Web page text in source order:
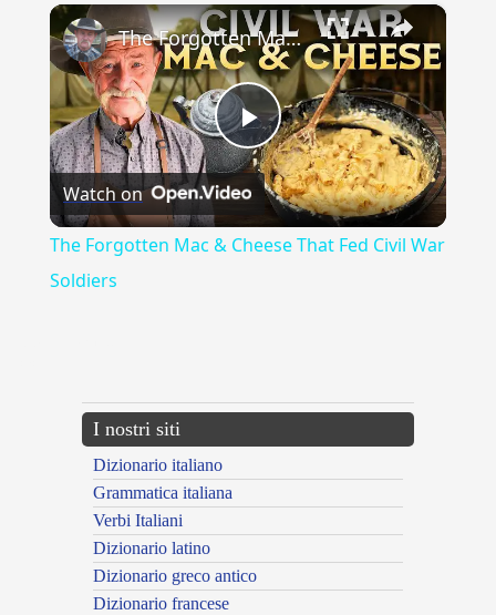
Play Unmute Fullscreen ×
Play
Video
The Forgotten Mac & Cheese That Fed Civil War Soldiers
Watch on
The Forgotten Mac & Cheese That Fed Civil War
Soldiers
I nostri siti
Dizionario italiano
Grammatica italiana
Verbi Italiani
Dizionario latino
Dizionario greco antico
Dizionario francese